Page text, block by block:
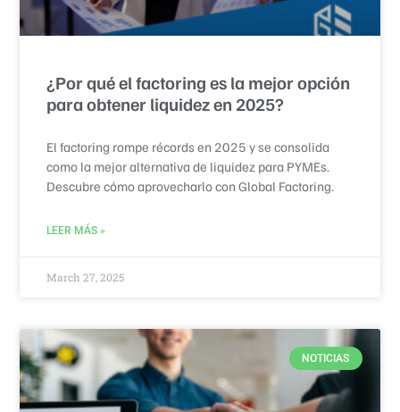
¿Por qué el factoring es la mejor opción
para obtener liquidez en 2025?
El factoring rompe récords en 2025 y se consolida
como la mejor alternativa de liquidez para PYMEs.
Descubre cómo aprovecharlo con Global Factoring.
LEER MÁS »
March 27, 2025
NOTICIAS